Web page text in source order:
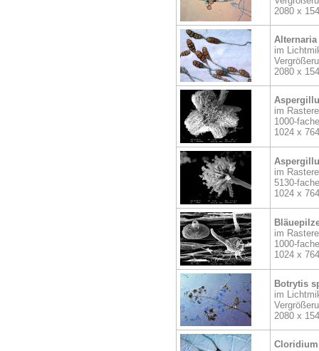
2080 x
im
2080 x
im
1000-
1024 x 764
im
5130-
1024 x 764
im
1000-
1024 x 764
Botrytis
im
2080 x